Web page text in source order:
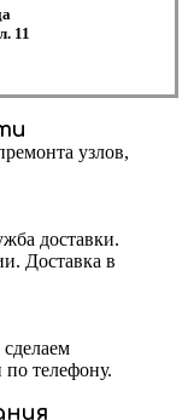
11
узлов,
доставки.
Доставка в
по телефону.